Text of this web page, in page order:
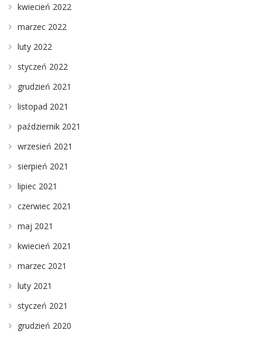
kwiecień 2022
marzec 2022
luty 2022
styczeń 2022
grudzień 2021
listopad 2021
październik 2021
wrzesień 2021
sierpień 2021
lipiec 2021
czerwiec 2021
maj 2021
kwiecień 2021
marzec 2021
luty 2021
styczeń 2021
grudzień 2020